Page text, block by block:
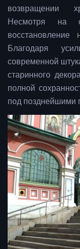
возвращении
Несмотря на
Благодаря
современной
старинного
полной
под позднейшими